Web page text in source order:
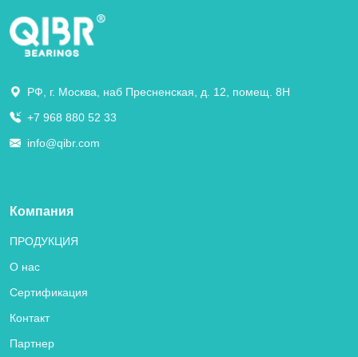
РФ, г. Москва, наб Пресненская, д. 12, помещ. 8Н
+7 968 880 52 33
info@qibr.com
Компания
ПРОДУКЦИЯ
О нас
Сертификация
Контакт
Партнер